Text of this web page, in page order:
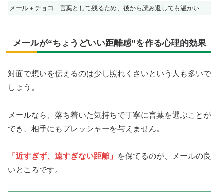
メール＋チョコ 言葉として残るため、後から読み返しても温かい
メールが“ちょうどいい距離感”を作る心理的効果
対面で想いを伝えるのは少し照れくさいという人も多いで
しょう。
メールなら、落ち着いた気持ちで丁寧に言葉を選ぶことが
でき、相手にもプレッシャーを与えません。
「近すぎず、遠すぎない距離」
を保てるのが、メールの良
いところです。